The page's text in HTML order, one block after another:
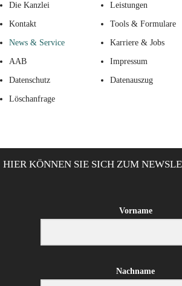
Die Kanzlei Leistungen
Kontakt Tools & Formulare
News & Service Karriere & Jobs
AAB Impressum
Datenschutz Datenauszug
Löschanfrage
HIER KÖNNEN SIE SICH ZUM
Vorname
Nachname